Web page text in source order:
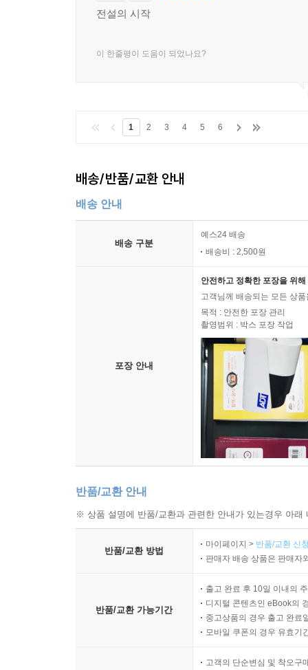
전설의 시작
이 한줄평이 도움이 되었나요?
1 2 3 4 5 6
배송/반품/교환 안내
배송 안내
배송 구분
예스24 배송
배송비 : 2,500원
포장 안내
안전하고 정확한 포장을 위
고객님께 배송되는 모든 상
목적 : 안전한 포장 관리
촬영범위 : 박스 포장 작업
반품/교환 안내
※ 상품 설명에 반품/교환과 관련한 안내가 있는경우 아
반품/교환 방법
마이페이지 > 반품/교환 신
판매자 배송 상품은 판매자
반품/교환 가능기간
출고 완료 후 10일 이내의
디지털 콘텐츠인 eBook의
중고상품의 경우 출고 완료
모바일 쿠폰의 경우 유효기
고객의 단순변심 및 착오구